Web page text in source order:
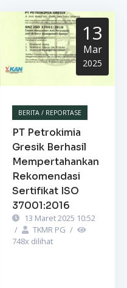
13
Mar
2025
BERITA / REPORTASE
PT Petrokimia
Gresik Berhasil
Mempertahankan
Rekomendasi
Sertifikat ISO
37001:2016
13 Maret 2025 10:52
/
TKMR PG /
748x dilihat